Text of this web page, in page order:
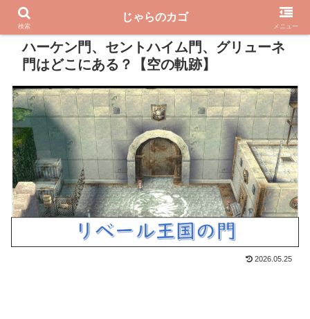
PR
ハーケン門、セントハイム門、グリューネ
門はどこにある？【空の軌跡】
2026.05.25
検索
じゃらのカゴ
メニュー